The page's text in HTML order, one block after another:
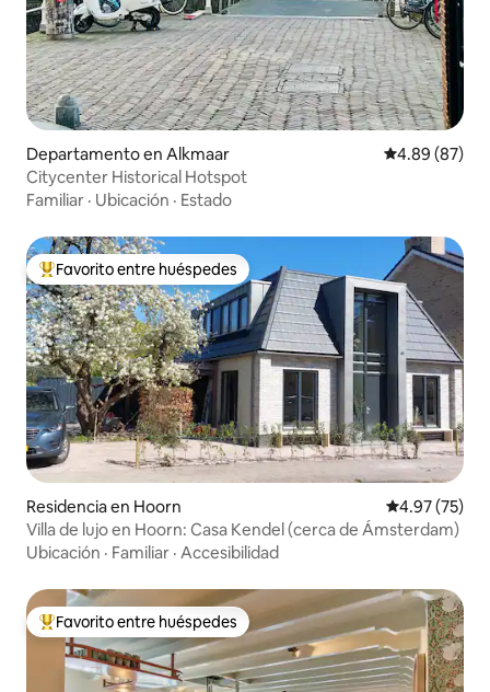
Departamento en Alkmaar Calificación
4.89 (87)
Citycenter Historical Hotspot
Familiar · Ubicación · Estado
De los mejores en Favorito entre huéspedes
Favorito entre huéspedes
Residencia en Hoorn Calificación
4.97 (75)
Villa de lujo en Hoorn: Casa Kendel (cerca de Ámsterdam)
Ubicación · Familiar · Accesibilidad
De los mejores en Favorito entre huéspedes
Favorito entre huéspedes